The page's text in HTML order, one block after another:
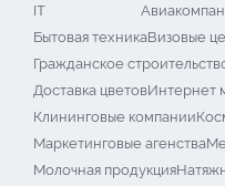
IT
Бытовая техникаВизовые
Гражданское
Доставка цветовИнтернет
Клининговые компании
Маркетинговые агенства
Молочная продукция